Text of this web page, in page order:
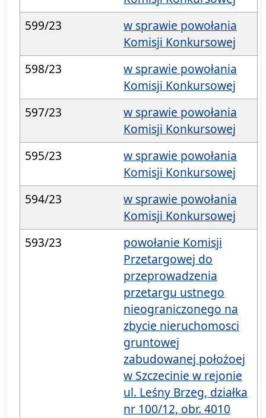
599/23
w sprawie powołania
Komisji Konkursowej
598/23
w sprawie powołania
Komisji Konkursowej
597/23
w sprawie powołania
Komisji Konkursowej
595/23
w sprawie powołania
Komisji Konkursowej
594/23
w sprawie powołania
Komisji Konkursowej
593/23
powołanie Komisji
Przetargowej do
przeprowadzenia
przetargu ustnego
nieograniczonego na
zbycie nieruchomosci
gruntowej
zabudowanej położoej
w Szczecinie w rejonie
ul. Leśny Brzeg, działka
nr 100/12, obr. 4010